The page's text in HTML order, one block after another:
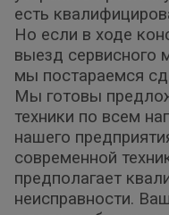
есть
Но если в ходе
выезд сервисного
мы постараемся
Мы готовы
техники по всем
нашего
современной
предполагает
неисправности.